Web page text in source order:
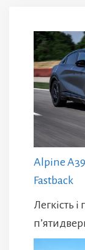
Alpine
Fastback
Легкість